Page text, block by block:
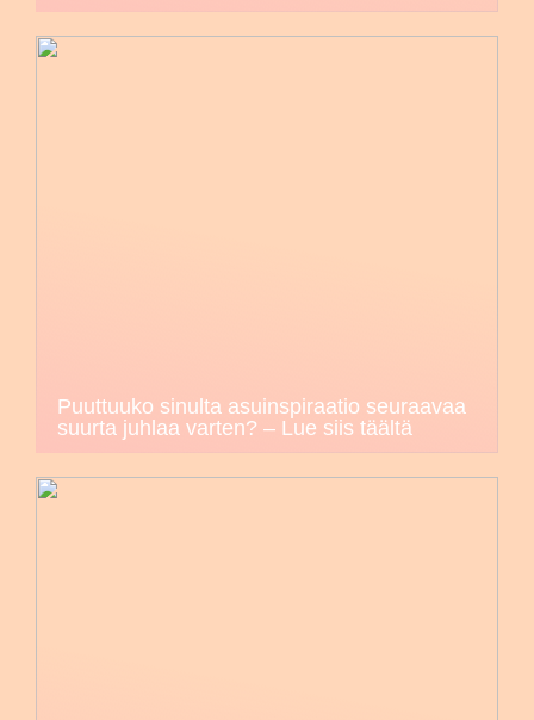
Puuttuuko sinulta asuinspiraatio seuraavaa
suurta juhlaa varten? – Lue siis täältä